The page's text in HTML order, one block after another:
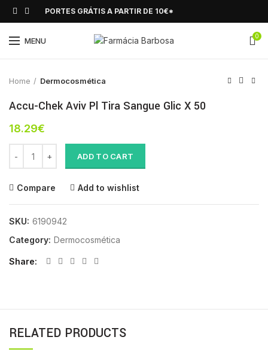
PORTES GRÁTIS A PARTIR DE 10€*
MENU 0
Click to enlarge
Home Dermocosmética
Accu-Chek Aviv Pl Tira Sangue Glic X 50
18.29€
ADD TO CART
Compare Add to wishlist
SKU: 6190942
Category: Dermocosmética
Share
RELATED PRODUCTS